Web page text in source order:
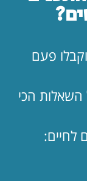
פעם
הכי
לחיים: